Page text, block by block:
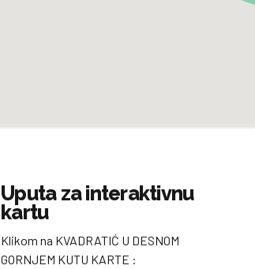
Uputa za interaktivnu
kartu
Klikom na KVADRATIĆ U DESNOM
GORNJEM KUTU KARTE :